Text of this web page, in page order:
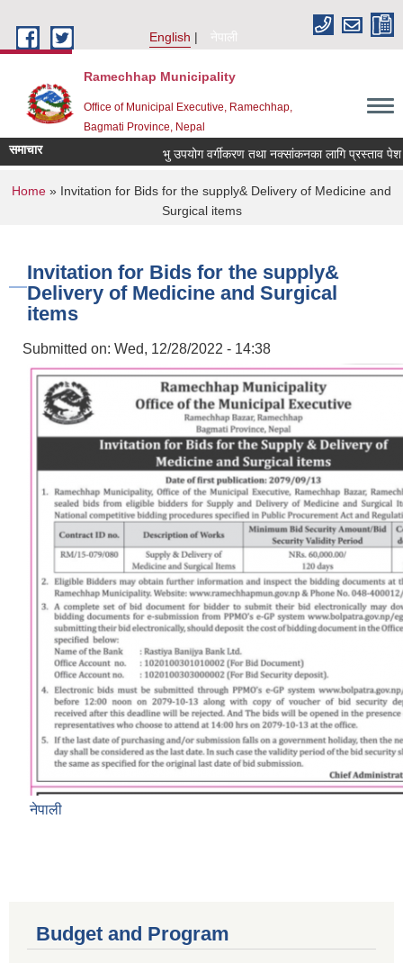
English
नेपाली
Ramechhap Municipality
Office of Municipal Executive, Ramechhap,
Bagmati Province, Nepal
समाचार भु उपयोग वर्गीकरण तथा नक्सांकनका लागि प्रस्ताव पेश गर्ने
You are here
Home » Invitation for Bids for the supply& Delivery of Medicine and
Surgical items
Invitation for Bids for the supply&
Delivery of Medicine and Surgical
items
Submitted on: Wed, 12/28/2022 - 14:38
नेपाली
Budget and Program